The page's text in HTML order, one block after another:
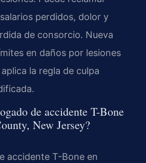
perdidos, dolor y
de consorcio. Nueva
en daños por lesiones
la regla de culpa
de accidente T-Bone
New Jersey?
accidente T-Bone en